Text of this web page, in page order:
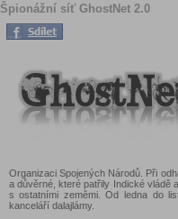
Špionážní síť GhostNet 2.0
Organizaci Spojených Národů. Při
a důvěrné, které patřily Indické vládě
s ostatními zeměmi. Od ledna do
kanceláří dalajlámy.